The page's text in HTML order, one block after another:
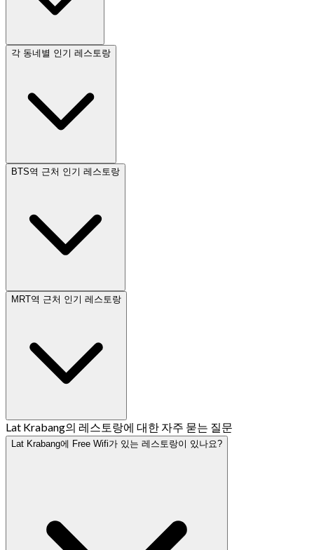
각 동네별 인기 레스토랑
BTS역 근처 인기 레스토랑
MRT역 근처 인기 레스토랑
Lat Krabang의 레스토랑에 대한 자주 묻는 질문
Lat Krabang에 Free Wifi가 있는 레스토랑이 있나요?